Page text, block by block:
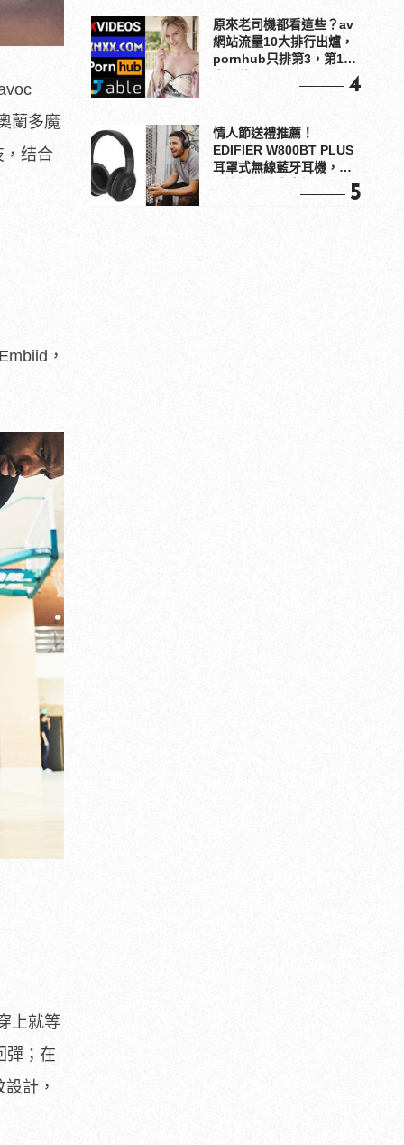
蘭多魔
，结合
，
上就等
彈；在
計，
原來老司機都看這些？av
網站流量10大排行出爐，
pornhub只排第3，第1名
4
情人節送禮推薦！
EDIFIER W800BT PLUS
耳罩式無線藍牙耳機，在
5